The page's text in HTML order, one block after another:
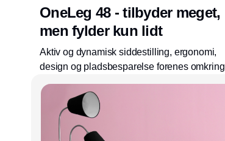
OneLeg 48 - tilbyder meget,
men fylder kun lidt
Aktiv og dynamisk siddestilling, ergonomi,
design og pladsbesparelse forenes omkring